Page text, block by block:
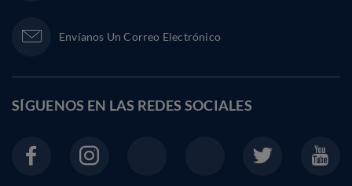
Envíanos Un Correo Electrónico
SÍGUENOS EN LAS REDES SOCIALES